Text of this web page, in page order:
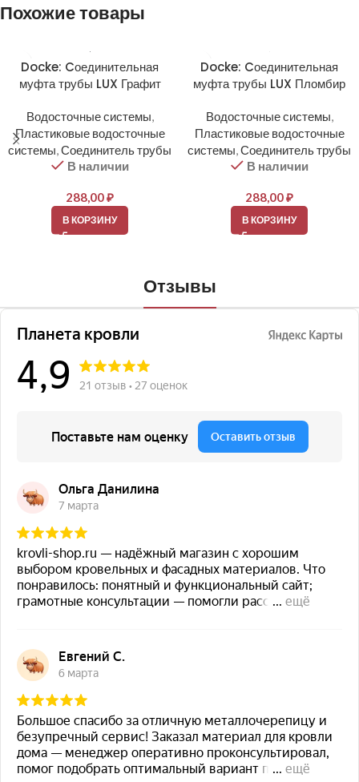
Похожие товары
Docke: Cоединительная
муфта трубы LUX Графит
Водосточные системы,
Пластиковые водосточные
системы,Соединитель трубы
В наличии
288,00₽
В КОРЗИНУ
Docke: Cоединительная
муфта трубы LUX Пломбир
Водосточные системы,
Пластиковые водосточные
системы,Соединитель трубы
В наличии
288,00₽
В КОРЗИНУ
Отзывы